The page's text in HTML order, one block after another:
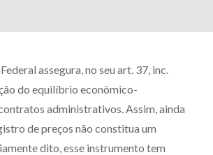
assegura, no seu art. 37, inc.
do equilíbrio econômico-
administrativos. Assim, ainda
de preços não constitua um
dito, esse instrumento tem